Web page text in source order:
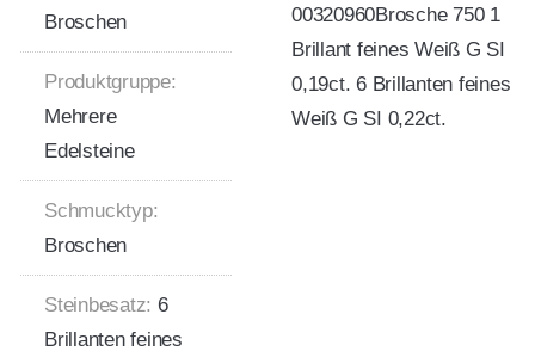
Broschen
Produktgruppe:
Mehrere
Edelsteine
Schmucktyp:
Broschen
Steinbesatz: 6
Brillanten feines
00320960Brosche 750 1
Brillant feines Weiß G SI
0,19ct. 6 Brillanten feines
Weiß G SI 0,22ct.